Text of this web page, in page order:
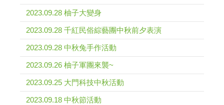
2023.09.28 柚子大變身
2023.09.28 千紅民俗綜藝團中秋前夕表演
2023.09.28 中秋兔手作活動
2023.09.26 柚子軍團來襲~
2023.09.25 大門科技中秋活動
2023.09.18 中秋節活動